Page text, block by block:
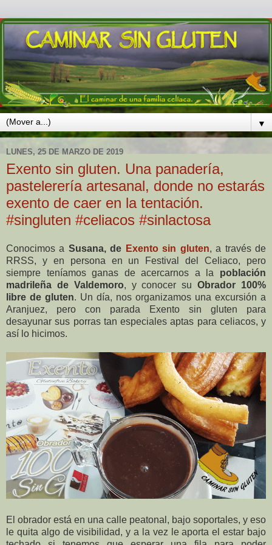
▼
LUNES, 25 DE MARZO DE 2019
Exento sin gluten. Una panadería,
pastelerería artesanal, donde no estarás
exento de caer en la tentación.
#singluten #celiacos #sinlactosa
Conocimos a Susana, de Exento sin gluten, a través de
RRSS, y en persona en un Festival del Celiaco, pero
siempre teníamos ganas de acercarnos a la población
madrileña de Valdemoro, y conocer suObrador 100%
libre de gluten. Un día, nos organizamos una excursión a
Aranjuez, pero con parada Exento sin gluten para
desayunar sus porras tan especiales aptas para celiacos, y
así lo hicimos.
El obrador está en una calle peatonal, bajo soportales, y eso
le quita algo de visibilidad, y a la vez le aporta el estar bajo